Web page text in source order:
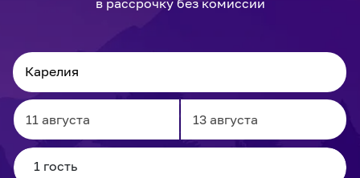
в рассрочку без комиссии
Navigate
forward
Navigate